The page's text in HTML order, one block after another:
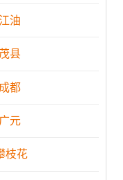
江油
茂县
成都
广元
枝花